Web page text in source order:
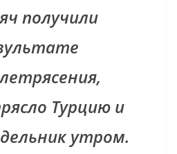
получили
Турцию и
утром.